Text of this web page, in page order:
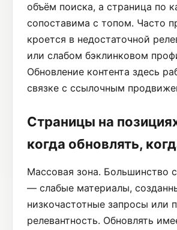
объём поиска, а страница по
сопоставима с топом. Часто
кроется в недостаточной
или слабом бэклинковом
Обновление контента здесь
связке с ссылочным
Страницы на
когда обновлять,
Массовая зона. Большинство
— слабые материалы,
низкочастотные запросы или
релевантность. Обновлять